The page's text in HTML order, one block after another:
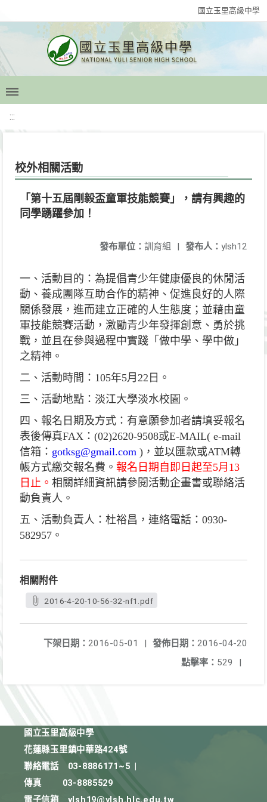
國立玉里高級中學
:::
校外相關活動
「第十五屆剛毅盃童軍技能競賽」，請有興趣的
同學踴躍參加！
發布人： ylsh12
發布單位： 訓育組 |
一、活動目的：為提倡青少年健康優良的休閒活
動、養成團隊互助合作的精神、促進良好的人際
關係發展，進而建立正確的人生態度；並藉由童
軍技能競賽活動，激勵青少年發揮創意、勇於挑
戰，並且在參與過程中實踐「做中學、學中做」
之精神。
二、活動時間：105年5月22日。
三、活動地點：淡江大學淡水校園。
四、報名日期及方式：有意願參加者請填妥報名
表後傳真FAX：(02)2620-9508或E-MAIL( e-mail
信箱： gotksg@gmail.com )，並以匯款或ATM轉
帳方式繳交報名費。 報名日期自即日起至5月13
日止。 相關詳細資訊請參閱活動企畫書或聯絡活
動負責人。
五、活動負責人：杜裕昌，連絡電話：0930-
582957。
相關附件
2016-4-20-10-56-32-nf1.pdf
發佈日期： 2016-04-20
下架日期： 2016-05-01
|
點擊率： 529 |
國立玉里高級中學
花蓮縣玉里鎮中華路424號
聯絡電話
03-8886171~5
傳真
03-8885529
電子信箱
ylsh19@ylsh.hlc.edu.tw